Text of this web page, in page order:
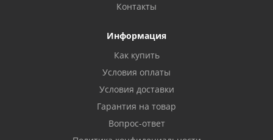
Контакты
Информация
Как купить
Условия оплаты
Условия доставки
Гарантия на товар
Вопрос-ответ